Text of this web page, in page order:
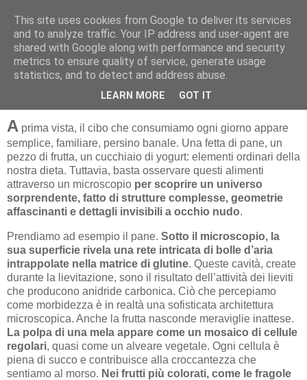
CIBO AL MICROSCOPIO
A prima vista, il cibo che consumiamo ogni giorno appare
semplice, familiare, persino banale. Una fetta di pane, un
pezzo di frutta, un cucchiaio di yogurt: elementi ordinari della
nostra dieta. Tuttavia, basta osservare questi alimenti
attraverso un microscopio per scoprire un universo
sorprendente, fatto di strutture complesse, geometrie
affascinanti e dettagli invisibili a occhio nudo.
Prendiamo ad esempio il pane. Sotto il microscopio, la
sua superficie rivela una rete intricata di bolle d’aria
intrappolate nella matrice di glutine. Queste cavità, create
durante la lievitazione, sono il risultato dell’attività dei lieviti
che producono anidride carbonica. Ciò che percepiamo
come morbidezza è in realtà una sofisticata architettura
microscopica. Anche la frutta nasconde meraviglie inattese.
La polpa di una mela appare come un mosaico di cellule
regolari, quasi come un alveare vegetale. Ogni cellula è
piena di succo e contribuisce alla croccantezza che
sentiamo al morso. Nei frutti più colorati, come le fragole
This site uses cookies from Google to deliver its services
and to analyze traffic. Your IP address and user-agent are
shared with Google along with performance and security
metrics to ensure quality of service, generate usage
statistics, and to detect and address abuse.
LEARN MORE GOT IT